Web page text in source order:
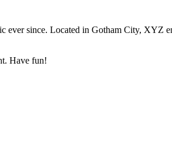
since. Located in Gotham City, XYZ
Have fun!